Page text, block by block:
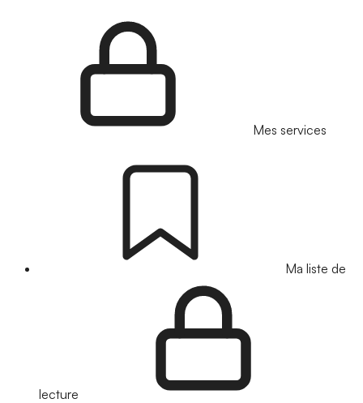
Mes services
Ma liste de
lecture